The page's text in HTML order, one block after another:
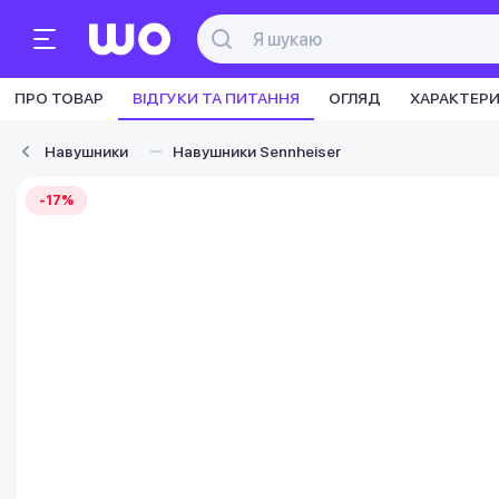
ПРО ТОВАР ВІДГУКИ ТА ПИТАННЯ ОГЛЯД
Навушники Навушники Sennheiser
-17%